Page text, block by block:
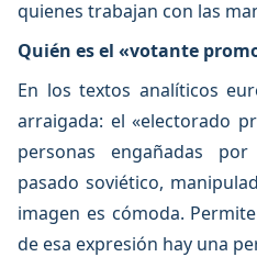
quienes trabajan con las
Quién es el «votante
En los textos analíticos
arraigada: el «electorado
personas engañadas
pasado soviético,
imagen es cómoda.
de esa expresión hay una